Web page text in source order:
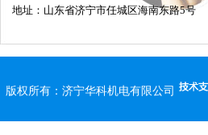
地址：山东省济宁市任城区海南东路5号
版权所有： 济宁华科机电有限公司